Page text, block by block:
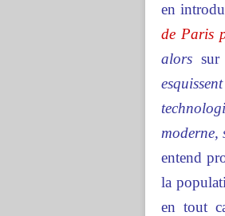
en
de Paris
alors
moderne,
entend
la
en tout